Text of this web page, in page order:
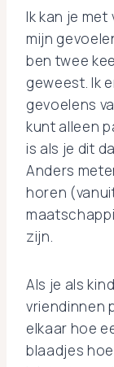
Ik kan je
mijn
ben twee
geweest. Ik
gevoelens
kunt alleen
is als je dit
Anders
horen
zijn.
Als je als
vriendinnen
elkaar hoe
blaadjes